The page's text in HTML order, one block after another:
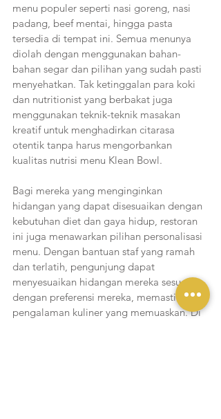
menu populer seperti nasi goreng, nasi
padang, beef mentai, hingga pasta
tersedia di tempat ini. Semua menunya
diolah dengan menggunakan bahan-
bahan segar dan pilihan yang sudah pasti
menyehatkan. Tak ketinggalan para koki
dan nutritionist yang berbakat juga
menggunakan teknik-teknik masakan
kreatif untuk menghadirkan citarasa
otentik tanpa harus mengorbankan
kualitas nutrisi menu Klean Bowl.
Bagi mereka yang menginginkan
hidangan yang dapat disesuaikan dengan
kebutuhan diet dan gaya hidup, restoran
ini juga menawarkan pilihan personalisasi
menu. Dengan bantuan staf yang ramah
dan terlatih, pengunjung dapat
menyesuaikan hidangan mereka sesuai
dengan preferensi mereka, memastikan
pengalaman kuliner yang memuaskan. Di